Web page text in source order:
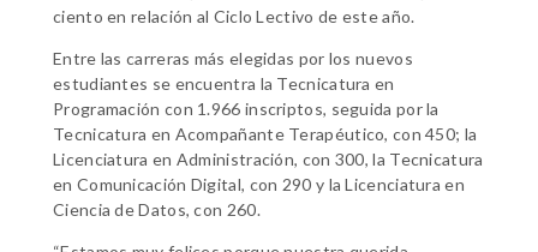
ciento en relación al Ciclo Lectivo de este año.
Entre las carreras más elegidas por los nuevos
estudiantes se encuentra la Tecnicatura en
Programación con 1.966 inscriptos, seguida por la
Tecnicatura en Acompañante Terapéutico, con 450; la
Licenciatura en Administración, con 300, la Tecnicatura
en Comunicación Digital, con 290 y la Licenciatura en
Ciencia de Datos, con 260.